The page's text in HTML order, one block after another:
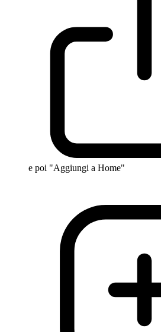
e poi "Aggiungi a Home"